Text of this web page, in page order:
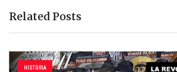
Related Posts
HISTORIA